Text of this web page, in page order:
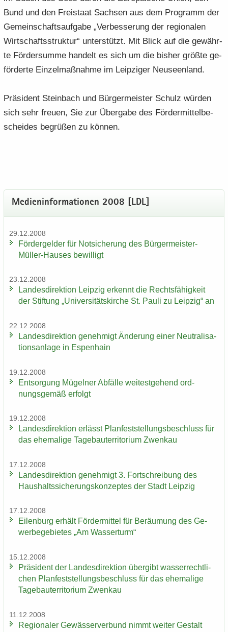
Bund und den Frei­staat Sach­sen aus dem Pro­gramm der
Ge­mein­schafts­auf­ga­be „Ver­bes­se­rung der re­gio­na­len
Wirt­schafts­struk­tur“ un­ter­stützt. Mit Blick auf die ge­währ­
te För­der­sum­me han­delt es sich um die bis­her größ­te ge­
för­der­te Ein­zel­maß­nah­me im Leip­zi­ger Neu­seen­land.
Prä­si­dent Stein­bach und Bür­ger­meis­ter Schulz wür­den
sich sehr freu­en, Sie zur Über­ga­be des För­der­mit­tel­be­
schei­des be­grü­ßen zu kön­nen.
Me­di­en­in­for­ma­tio­nen 2008 [LDL]
29.12.2008
För­der­gel­der für Not­si­che­rung des Bürgermeister-​
Müller-Hauses be­wil­ligt
23.12.2008
Lan­des­di­rek­ti­on Leip­zig er­kennt die Rechts­fä­hig­keit
der Stif­tung „Uni­ver­si­täts­kir­che St. Pauli zu Leip­zig“ an
22.12.2008
Lan­des­di­rek­ti­on ge­neh­migt Än­de­rung einer Neu­tra­li­sa­
ti­ons­an­la­ge in Es­pen­hain
19.12.2008
Ent­sor­gung Mü­gel­ner Ab­fäl­le wei­test­ge­hend ord­
nungs­ge­mäß er­folgt
19.12.2008
Lan­des­di­rek­ti­on er­lässt Plan­fest­stel­lungs­be­schluss für
das ehe­ma­li­ge Ta­ge­bau­ter­ri­to­ri­um Zwenkau
17.12.2008
Lan­des­di­rek­ti­on ge­neh­migt 3. Fort­schrei­bung des
Haus­halts­si­che­rungs­kon­zep­tes der Stadt Leip­zig
17.12.2008
Ei­len­burg er­hält För­der­mit­tel für Be­räu­mung des Ge­
wer­be­ge­bie­tes „Am Was­ser­turm“
15.12.2008
Prä­si­dent der Lan­des­di­rek­ti­on über­gibt was­ser­recht­li­
chen Plan­fest­stel­lungs­be­schluss für das ehe­ma­li­ge
Ta­ge­bau­ter­ri­to­ri­um Zwenkau
11.12.2008
Re­gio­na­ler Ge­wäs­ser­ver­bund nimmt wei­ter Ge­stalt